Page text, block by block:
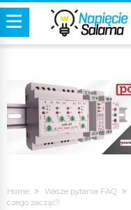
Home Wasze pytania FAQ
czego zacząć?